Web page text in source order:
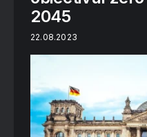
2045
22.08.2023